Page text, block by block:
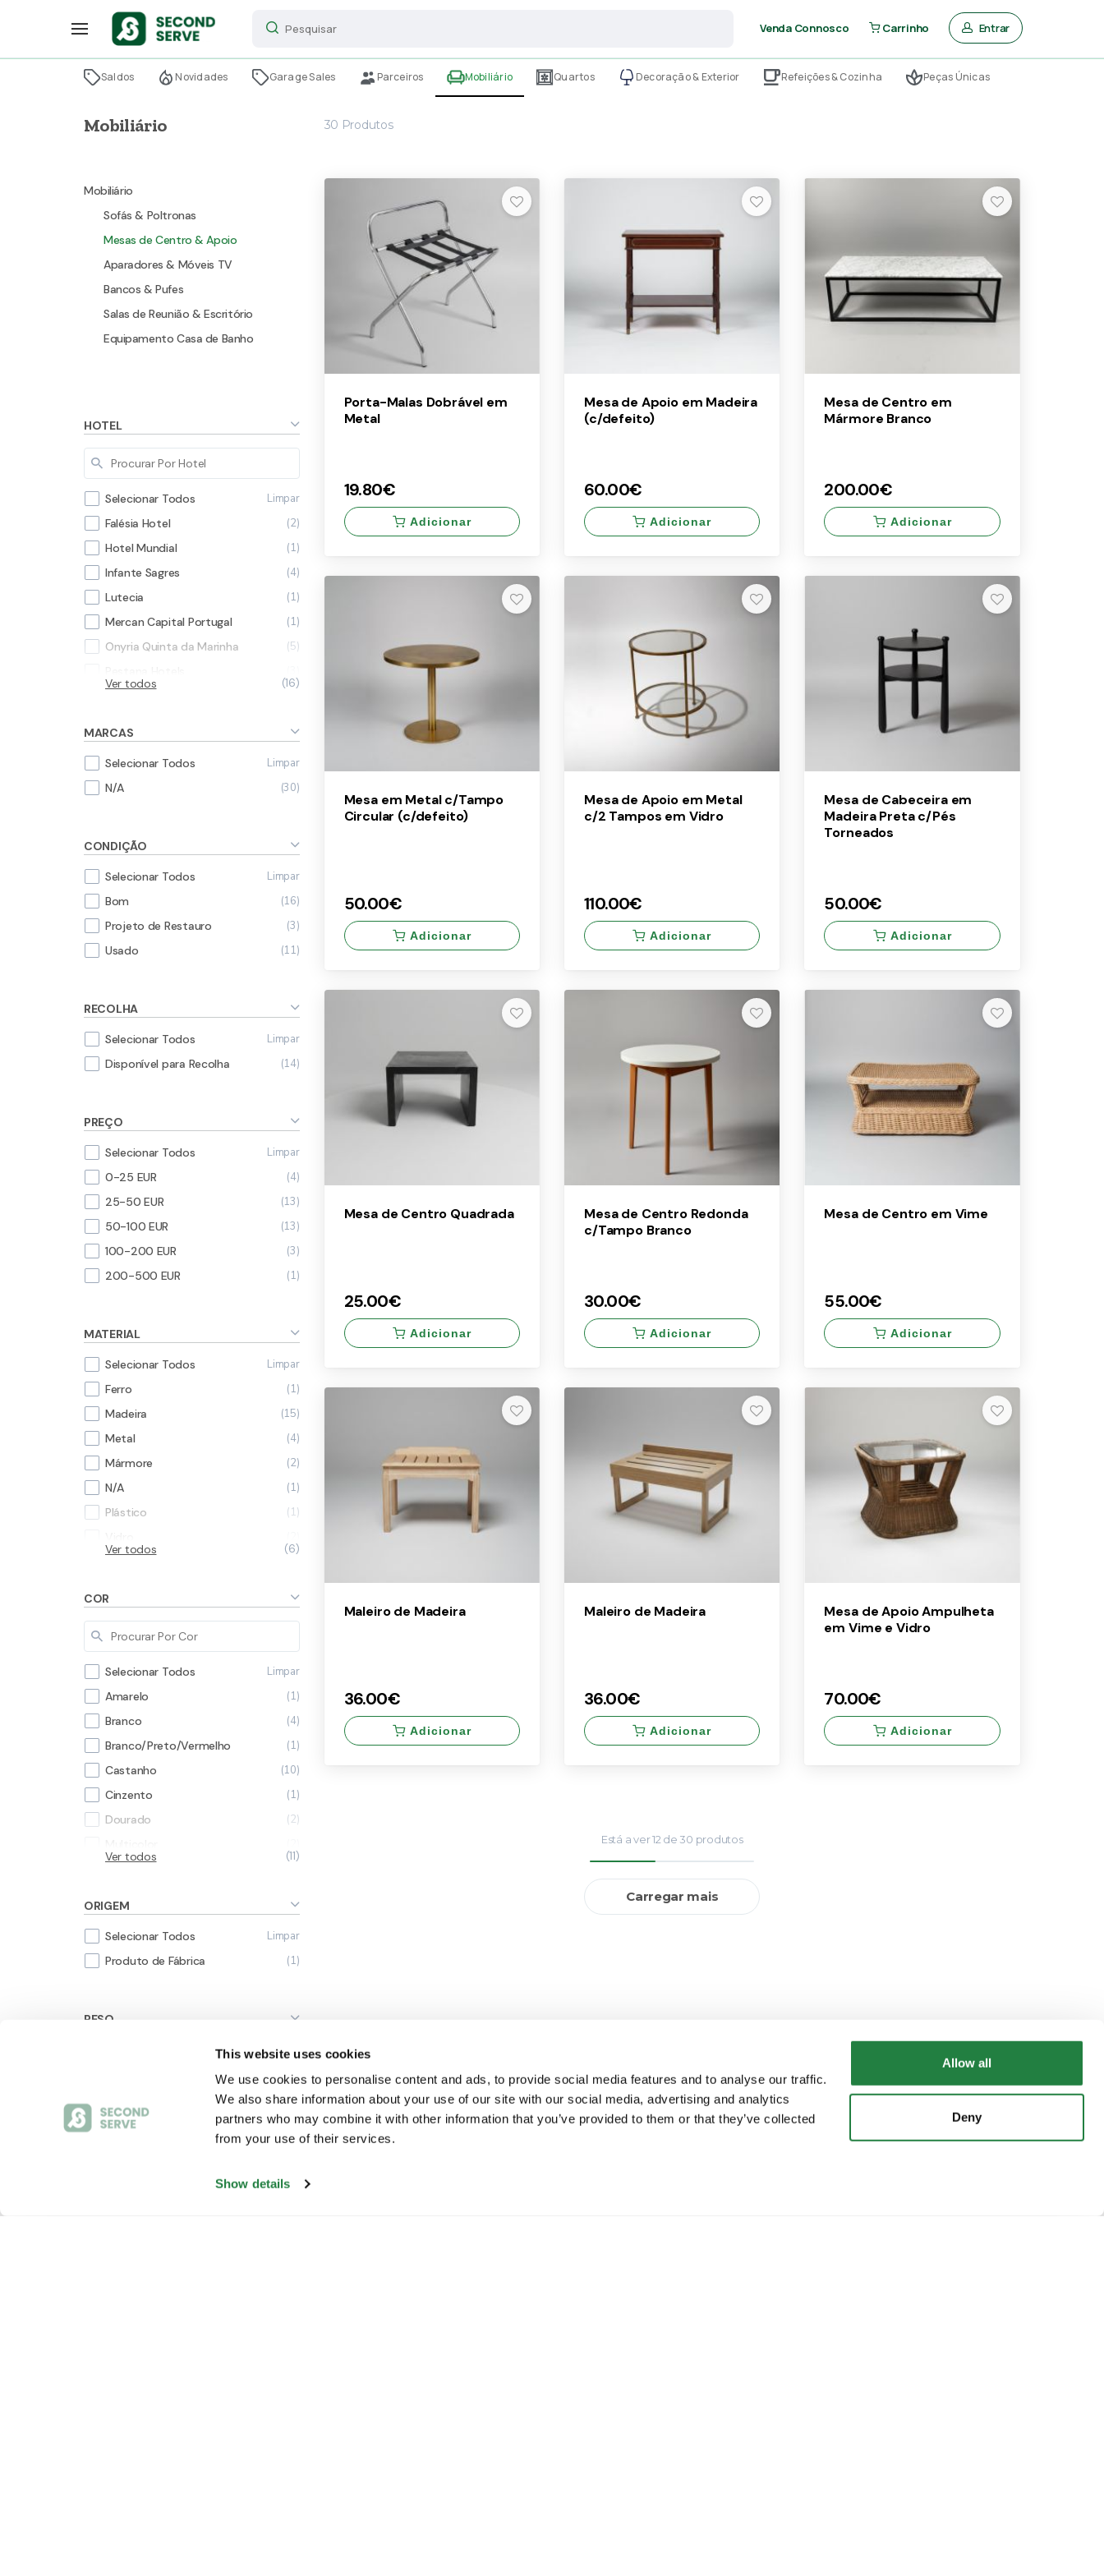
This website uses cookies
We use cookies to personalise content and ads, to provide social media features and to analyse our traffic.
We also share information about your use of our site with our social media, advertising and analytics
partners who may combine it with other information that you’ve provided to them or that they’ve collected
from your use of their services.
Show details
Allow all
Deny
Venda Connosco Carrinho Entrar
Saldos Novidades Garage Sales Parceiros Mobiliário Quartos Decoração & Exterior Refeições & Cozinha Peças Únicas
Mobiliário 30 Produtos
Mobiliário
Sofás & Poltronas
Mesas de Centro & Apoio
Aparadores & Móveis TV
Bancos & Pufes
Salas de Reunião & Escritório
Equipamento Casa de Banho
HOTEL
Selecionar Todos
Limpar
Falésia Hotel
2
Hotel Mundial
1
Infante Sagres
4
Lutecia
1
Mercan Capital Portugal
1
Onyria Quinta da Marinha
5
Ver todos 16
MARCAS
Selecionar Todos
Limpar
N/A
30
CONDIÇÃO
Selecionar Todos
Limpar
Bom
16
Projeto de Restauro
3
Usado
11
RECOLHA
Selecionar Todos
Limpar
Disponível para Recolha
14
PREÇO
Selecionar Todos
Limpar
0-25 EUR
4
25-50 EUR
13
50-100 EUR
13
100-200 EUR
3
200-500 EUR
1
MATERIAL
Selecionar Todos
Limpar
Ferro
1
Madeira
15
Metal
4
Mármore
2
N/A
1
Plástico
1
Ver todos 6
COR
Selecionar Todos
Limpar
Amarelo
1
Branco
4
Branco/Preto/Vermelho
1
Castanho
10
Cinzento
1
Dourado
2
Rosa
1
Transparente
1
Ver todos 11
ORIGEM
Selecionar Todos
Limpar
Produto de Fábrica
1
PESO
Limpar
25
1
10-20 kg
5
2
Porta-Malas Dobrável em
Metal
19.80€
Adicionar
Mesa de Apoio em Madeira
(c/defeito)
60.00€
Adicionar
Mesa de Centro em
Mármore Branco
200.00€
Adicionar
Mesa em Metal c/Tampo
Circular (c/defeito)
50.00€
Adicionar
Mesa de Apoio em Metal
c/2 Tampos em Vidro
110.00€
Adicionar
Mesa de Cabeceira em
Madeira Preta c/Pés
Torneados
50.00€
Adicionar
Mesa de Centro Quadrada
25.00€
Adicionar
Mesa de Centro Redonda
c/Tampo Branco
30.00€
Adicionar
Mesa de Centro em Vime
55.00€
Adicionar
Maleiro de Madeira
36.00€
Adicionar
Maleiro de Madeira
36.00€
36.00€
Adicionar
Mesa de Apoio Ampulheta
em Vime e Vidro
70.00€
Adicionar
Está a ver12 de 30 produtos
Carregar mais